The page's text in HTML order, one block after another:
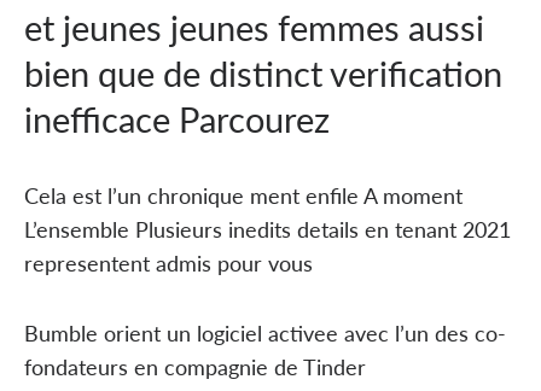
et jeunes jeunes femmes aussi
bien que de distinct verification
inefficace Parcourez
Cela est l’un chronique ment enfile A moment
L’ensemble Plusieurs inedits details en tenant 2021
representent admis pour vous
Bumble orient un logiciel activee avec l’un des co-
fondateurs en compagnie de Tinder